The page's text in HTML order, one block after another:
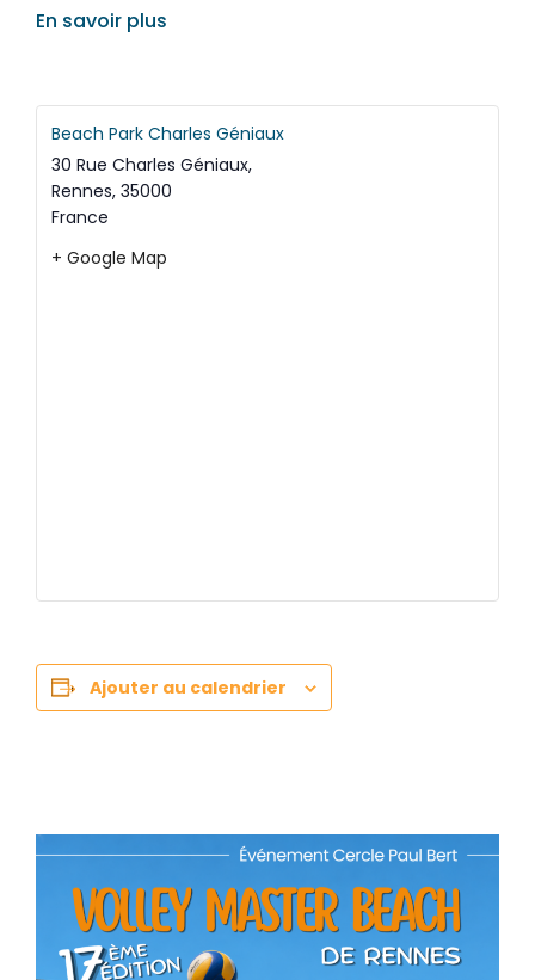
En savoir plus
Beach Park Charles Géniaux
30 Rue Charles Géniaux,
Rennes, 35000
France
+ Google Map
Ajouter au calendrier